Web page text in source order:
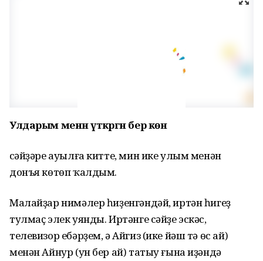
Улдарым менән үткәргән бер көн
Әсәйҙәре ауылға китте, мин ике улым менән
донъя көтөп ҡалдым.
Малайҙар нимәлер һиҙенгәндәй, иртән һигеҙ
тулмаҫ элек уянды. Иртәнге сәйҙе эскәс,
телевизор ебәрҙем, ә Айгиз (ике йәш тә өс ай)
менән Айнур (ун бер ай) татыу ғына иҙәндә